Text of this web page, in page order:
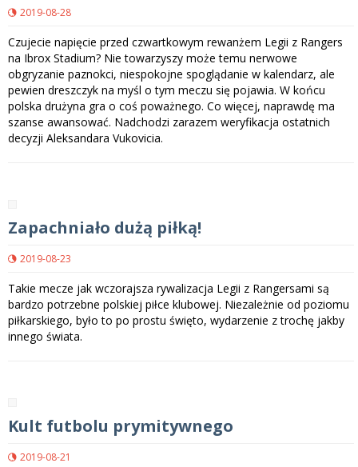
2019-08-28
Czujecie napięcie przed czwartkowym rewanżem Legii z Rangers
na Ibrox Stadium? Nie towarzyszy może temu nerwowe
obgryzanie paznokci, niespokojne spoglądanie w kalendarz, ale
pewien dreszczyk na myśl o tym meczu się pojawia. W końcu
polska drużyna gra o coś poważnego. Co więcej, naprawdę ma
szanse awansować. Nadchodzi zarazem weryfikacja ostatnich
decyzji Aleksandara Vukovicia.
Zapachniało dużą piłką!
2019-08-23
Takie mecze jak wczorajsza rywalizacja Legii z Rangersami są
bardzo potrzebne polskiej piłce klubowej. Niezależnie od poziomu
piłkarskiego, było to po prostu święto, wydarzenie z trochę jakby
innego świata.
Kult futbolu prymitywnego
2019-08-21